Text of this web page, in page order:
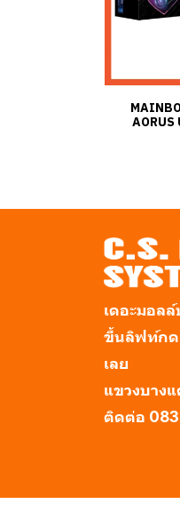
AORUS
เดอะมอล
ขึ้นลิฟท์กด
เลย
แขวงบาง
ติดต่อ